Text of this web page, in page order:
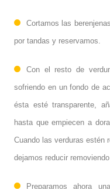
Cortamos las
por tandas y reservamos.
Con el resto de
sofriendo en un fondo de
ésta esté transparente,
hasta que empiecen a
Cuando las verduras estén
dejamos reducir
Preparamos ahora